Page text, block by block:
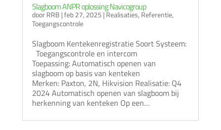
Slagboom ANPR oplossing Navicogroup
doorRRB |feb 27, 2025 |Realisaties, Referentie,
Toegangscontrole
Slagboom Kentekenregistratie Soort Systeem:
Toegangscontrole en intercom
Toepassing: Automatisch openen van
slagboom op basis van kenteken
Merken: Paxton, 2N, Hikvision Realisatie: Q4
2024 Automatisch openen van slagboom bij
herkenning van kenteken Op een…